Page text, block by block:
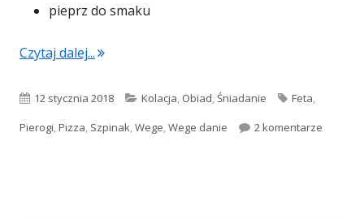
pieprz do smaku
Czytaj dalej..."Mini calzone ze szpinakiem i serem feta"
Opublikowano
12 stycznia 2018 Kategorie
Kolacja, Obiad,Śniadanie Tagi
Feta,
Pierogi,Pizza, Szpinak,Wege,Wege danie 2 komentarze